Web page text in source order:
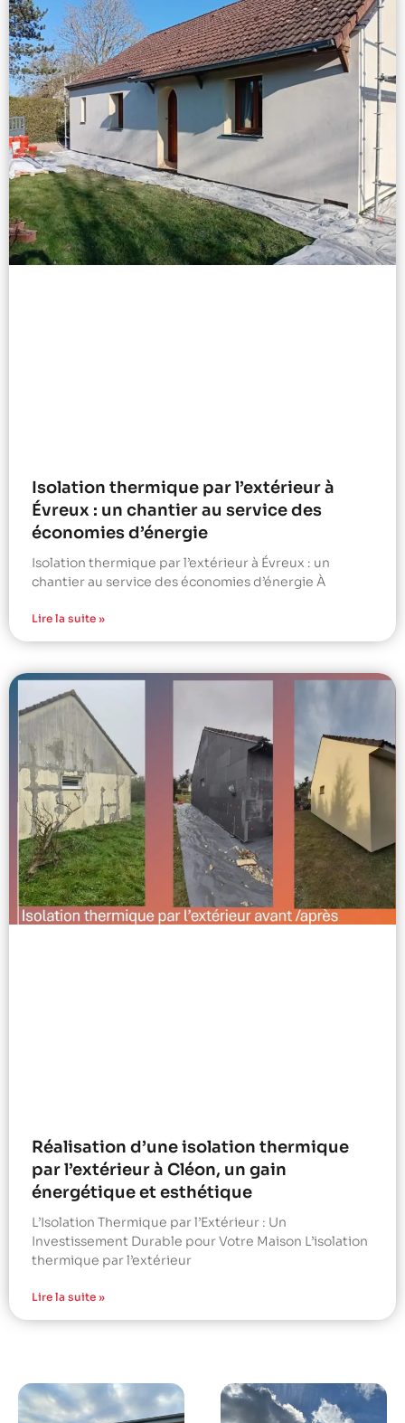
Isolation thermique par l’extérieur à
Évreux : un chantier au service des
économies d’énergie
Isolation thermique par l’extérieur à Évreux : un
chantier au service des économies d’énergie À
Lire la suite »
Réalisation d’une isolation thermique
par l’extérieur à Cléon, un gain
énergétique et esthétique
L’Isolation Thermique par l’Extérieur : Un
Investissement Durable pour Votre Maison L’isolation
thermique par l’extérieur
Lire la suite »